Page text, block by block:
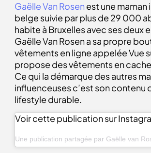
Gaëlle Van Rosen est une maman
belge suivie par plus de 29 000
habite à Bruxelles avec ses deux
Gaëlle Van Rosen a sa propre
vêtements en ligne appeléeVue
propose des vêtements en
Ce qui la démarque des autres
influenceuses c’est son contenu
lifestyle durable.
Voir cette publication sur